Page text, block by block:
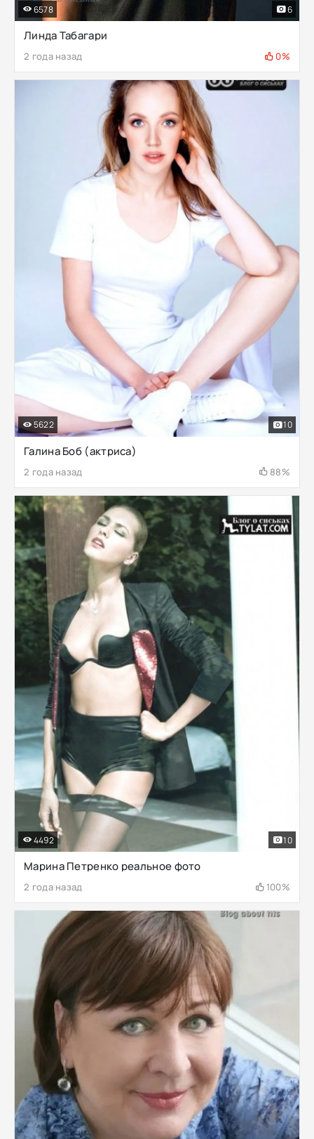
Линда Табагари
2 года назад 0%
6578 6
Галина Боб (актриса)
2 года назад 88%
5622 10
Марина Петренко реальное фото
2 года назад 100%
4492 10